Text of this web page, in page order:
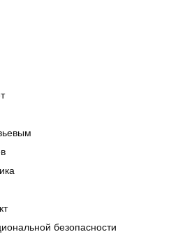
безопасности